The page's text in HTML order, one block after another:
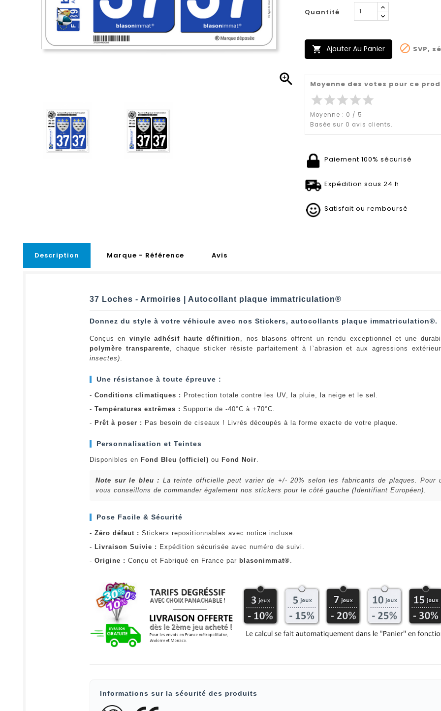

Quantité
 Ajouter Au Panier  SVP,
Moyenne des votes pour ce
starstarstarstarstar
Moyenne : 0 / 5
Basée sur 0 avis clients.
Paiement 100% sécurisé
Expédition sous 24 h
Satisfait ou remboursé
Description Marque - Référence Avis
37 Loches - Armoiries | Autocollant plaque immatriculation®
Donnez du style à votre véhicule avec nos Stickers, autocollants plaque immatriculation®.
Conçus en vinyle adhésif haute définition , nos blasons offrent un rendu exceptionnel et une
polymère transparente , chaque sticker résiste parfaitement à l`abrasion et aux agressions
insectes)
Une résistance à toute épreuve :
- Conditions climatiques : Protection totale contre les UV, la pluie, la neige et le sel.
- Températures extrêmes : Supporte de -40°C à +70°C.
- Prêt à poser : Pas besoin de ciseaux ! Livrés découpés à la forme exacte de votre plaque.
Personnalisation et Teintes
Disponibles en Fond Bleu (officiel) ou Fond Noir
Note sur le bleu : La teinte officielle peut varier de +/- 20% selon les fabricants de plaques. Pour
vous conseillons de commander également nos stickers pour le côté gauche (Identifiant Européen).
Pose Facile & Sécurité
- Zéro défaut : Stickers repositionnables avec notice incluse.
- Livraison Suivie : Expédition sécurisée avec numéro de suivi.
- Origine : Conçu et Fabriqué en France par blasonimmat®
Informations sur la sécurité des produits